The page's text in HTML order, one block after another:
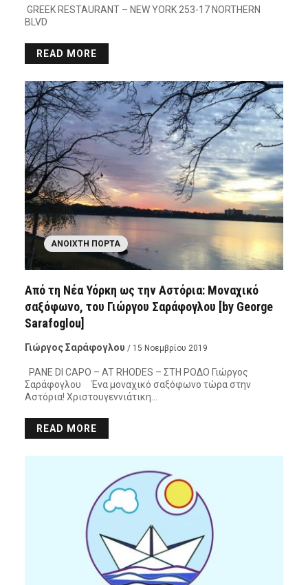
GREEK RESTAURANT – NEW YORK 253-17 NORTHERN
BLVD
READ MORE
ΑΝΟΙΧΤΉ ΠΌΡΤΑ
Από τη Νέα Υόρκη ως την Αστόρια: Μοναχικό
σαξόφωνο, του Γιώργου Σαράφογλου [by George
Sarafoglou]
Γιώργος Σαράφογλου / 15 Νοεμβρίου 2019
PANE DI CAPO – AT RHODES – ΣΤΗ ΡΟΔΟ Γιώργος
Σαράφογλου Ένα μοναχικό σαξόφωνο τώρα στην
Αστόρια! Χριστουγεννιάτικη…
READ MORE